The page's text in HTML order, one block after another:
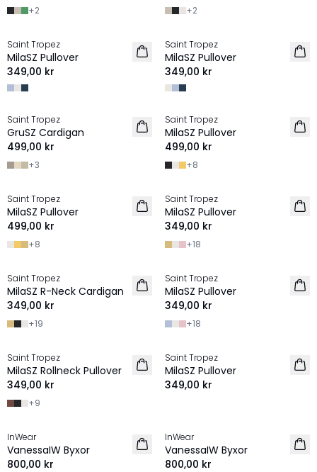
+2 +2
2 FOR 600 SEK
Saint Tropez
MilaSZ Pullover
349,00 kr
2 FOR 600 SEK
Saint Tropez
MilaSZ Pullover
349,00 kr
2 for 550 SEK
Saint Tropez
GruSZ Cardigan
499,00 kr
+3
2 FOR 600 SEK
Saint Tropez
MilaSZ Pullover
499,00 kr
+8
2 FOR 600 SEK
Saint Tropez
MilaSZ Pullover
499,00 kr
+8
2 FOR 600 SEK
Saint Tropez
MilaSZ Pullover
349,00 kr
+18
2 FOR 600 SEK
Saint Tropez
MilaSZ R-Neck Cardigan
349,00 kr
+19
2 FOR 600 SEK
Saint Tropez
MilaSZ Pullover
349,00 kr
+18
2 FOR 600 SEK
Saint Tropez
MilaSZ Rollneck Pullover
349,00 kr
+9
2 FOR 600 SEK
Saint Tropez
MilaSZ Pullover
349,00 kr
2 for 1300 SEK
InWear
VanessaIW Byxor
800,00 kr
2 for 1300 SEK
InWear
VanessaIW Byxor
800,00 kr